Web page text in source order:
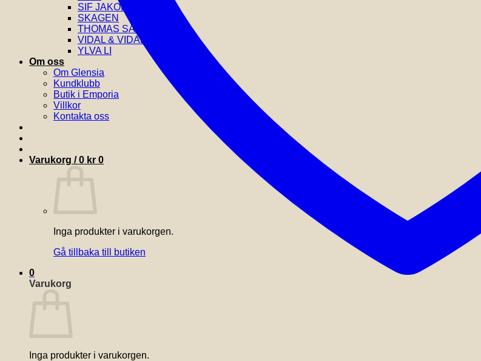
SIF JAKOBS
SKAGEN
THOMAS SABO
VIDAL & VIDAL
YLVA LI
Om oss
Om Glensia
Kundklubb
Butik i Emporia
Villkor
Kontakta oss
Varukorg /0 kr 0
Inga produkter i varukorgen.
Gå tillbaka till butiken
0
Varukorg
Inga produkter i varukorgen.